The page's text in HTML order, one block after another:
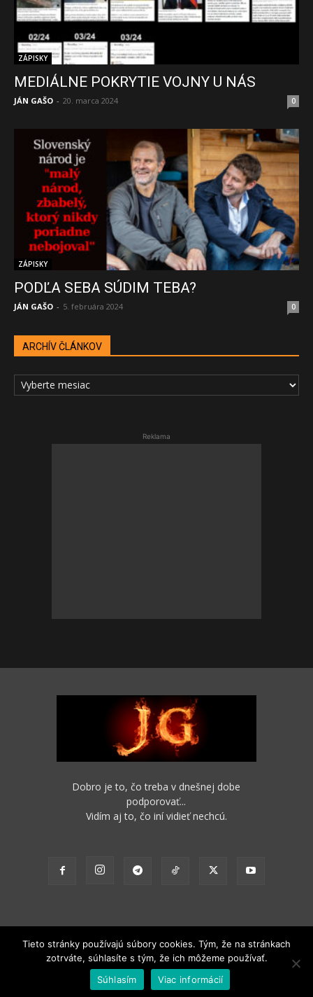
ZÁPISKY
MEDIÁLNE POKRYTIE VOJNY U NÁS
JÁN GAŠO - 20. marca 2024 0
ZÁPISKY
PODĽA SEBA SÚDIM TEBA?
JÁN GAŠO - 5. februára 2024 0
ARCHÍV ČLÁNKOV
ARCHÍV
ČLÁNKOV
Reklama
Dobro je to, čo treba v dnešnej dobe
podporovať...
Vidím aj to, čo iní vidieť nechcú.
2012 - 2022 Obsah stránok je možné s funkčným odkazom na pôvodný
zdroj ďalej nekomerčne šíriť.
Tieto stránky používajú súbory cookies. Tým, že na stránkach
zotrváte, súhlasíte s tým, že ich môžeme používať.
Súhlasím
Viac informácií